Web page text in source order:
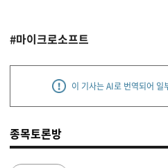
#마이크로소프트
이 기사는 AI로 번역되어
종목토론방